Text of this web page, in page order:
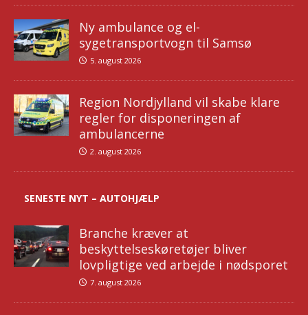
Ny ambulance og el-
sygetransportvogn til Samsø
5. august 2026
Region Nordjylland vil skabe klare
regler for disponeringen af
ambulancerne
2. august 2026
SENESTE NYT – AUTOHJÆLP
Branche kræver at
beskyttelseskøretøjer bliver
lovpligtige ved arbejde i nødsporet
7. august 2026